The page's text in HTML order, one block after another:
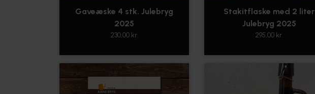
Gaveæske 4 stk. Julebryg
2025
230,00 kr.
Stakitflaske med 2 liter
Julebryg 2025
295,00 kr.